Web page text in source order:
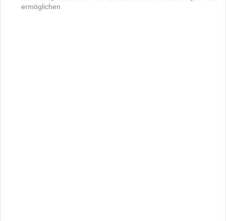
ermöglichen